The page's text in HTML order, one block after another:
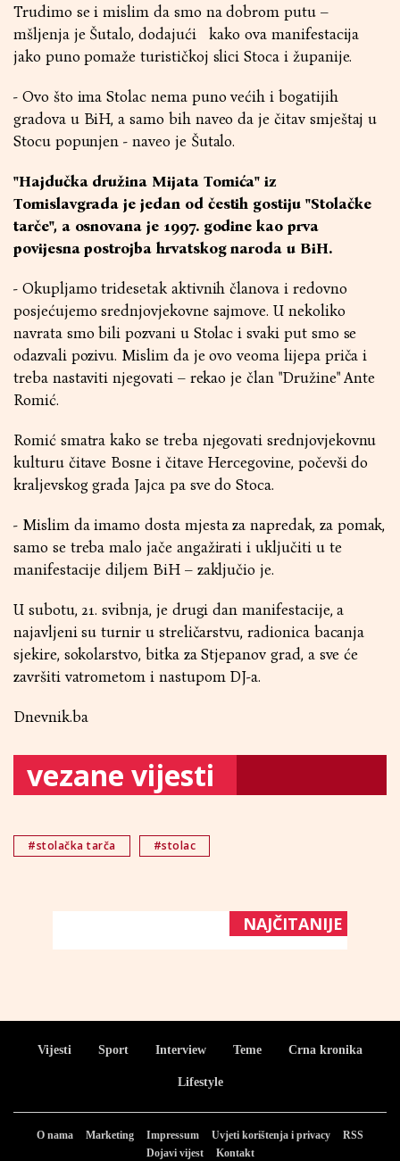
Trudimo se i mislim da smo na dobrom putu –
mšljenja je Šutalo, dodajući kako ova manifestacija
jako puno pomaže turističkoj slici Stoca i županije.
- Ovo što ima Stolac nema puno većih i bogatijih
gradova u BiH, a samo bih naveo da je čitav smještaj u
Stocu popunjen - naveo je Šutalo.
"Hajdučka družina Mijata Tomića" iz
Tomislavgrada je jedan od čestih gostiju "Stolačke
tarče", a osnovana je 1997. godine kao prva
povijesna postrojba hrvatskog naroda u BiH.
- Okupljamo tridesetak aktivnih članova i redovno
posjećujemo srednjovjekovne sajmove. U nekoliko
navrata smo bili pozvani u Stolac i svaki put smo se
odazvali pozivu. Mislim da je ovo veoma lijepa priča i
treba nastaviti njegovati – rekao je član "Družine" Ante
Romić.
Romić smatra kako se treba njegovati srednjovjekovnu
kulturu čitave Bosne i čitave Hercegovine, počevši do
kraljevskog grada Jajca pa sve do Stoca.
- Mislim da imamo dosta mjesta za napredak, za pomak,
samo se treba malo jače angažirati i uključiti u te
manifestacije diljem BiH – zaključio je.
U subotu, 21. svibnja, je drugi dan manifestacije, a
najavljeni su turnir u streličarstvu, radionica bacanja
sjekire, sokolarstvo, bitka za Stjepanov grad, a sve će
završiti vatrometom i nastupom DJ-a.
Dnevnik.ba
vezane vijesti
#stolačka tarča #stolac
NAJČITANIJE
Vijesti Sport Interview Teme Crna kronika
Lifestyle
O nama Marketing Impressum Uvjeti korištenja i privacy
RSS
Dojavi vijest
Kontakt